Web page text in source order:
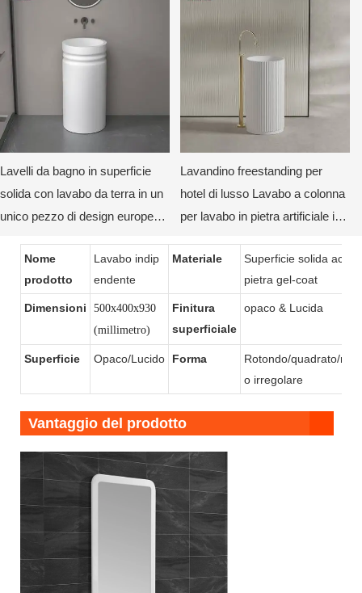
Lavelli da bagno in superficie
solida con lavabo da terra in un
unico pezzo di design europeo
Lavandino freestanding per
hotel di lusso Lavabo a colonna
per lavabo in pietra artificiale in
Nome
prodotto
Lavabo indip
endente
Materiale
Superficie solida
pietra gel-coat
Dimensioni
500x400x930
(millimetro)
Finitura
superficiale
opaco & Lucida
Superficie Opaco/Lucido Forma
Rotondo/quadrato/
o irregolare
Vantaggio del prodotto